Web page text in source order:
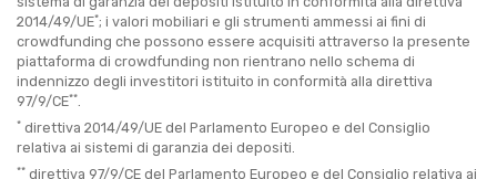
2014/49/UE*; i valori mobiliari e gli strumenti ammessi ai fini di
crowdfunding che possono essere acquisiti attraverso la presente
piattaforma di crowdfunding non rientrano nello schema di
indennizzo degli investitori istituito in conformità alla direttiva
97/9/CE**.
* direttiva 2014/49/UE del Parlamento Europeo e del Consiglio
relativa ai sistemi di garanzia dei depositi.
** direttiva 97/9/CE del Parlamento Europeo e del Consiglio relativa ai